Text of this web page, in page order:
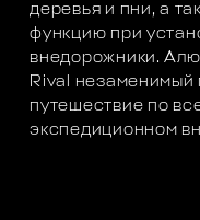
деревья и пни, а
функцию при
внедорожники.
Rival
путешествие по
экспедиционном